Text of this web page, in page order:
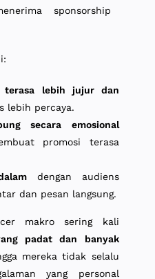
sponsorship
terasa lebih jujur dan
lebih percaya.
secara emosional
promosi terasa
dengan audiens
dan pesan langsung.
makro sering kali
padat dan banyak
mereka tidak selalu
yang personal